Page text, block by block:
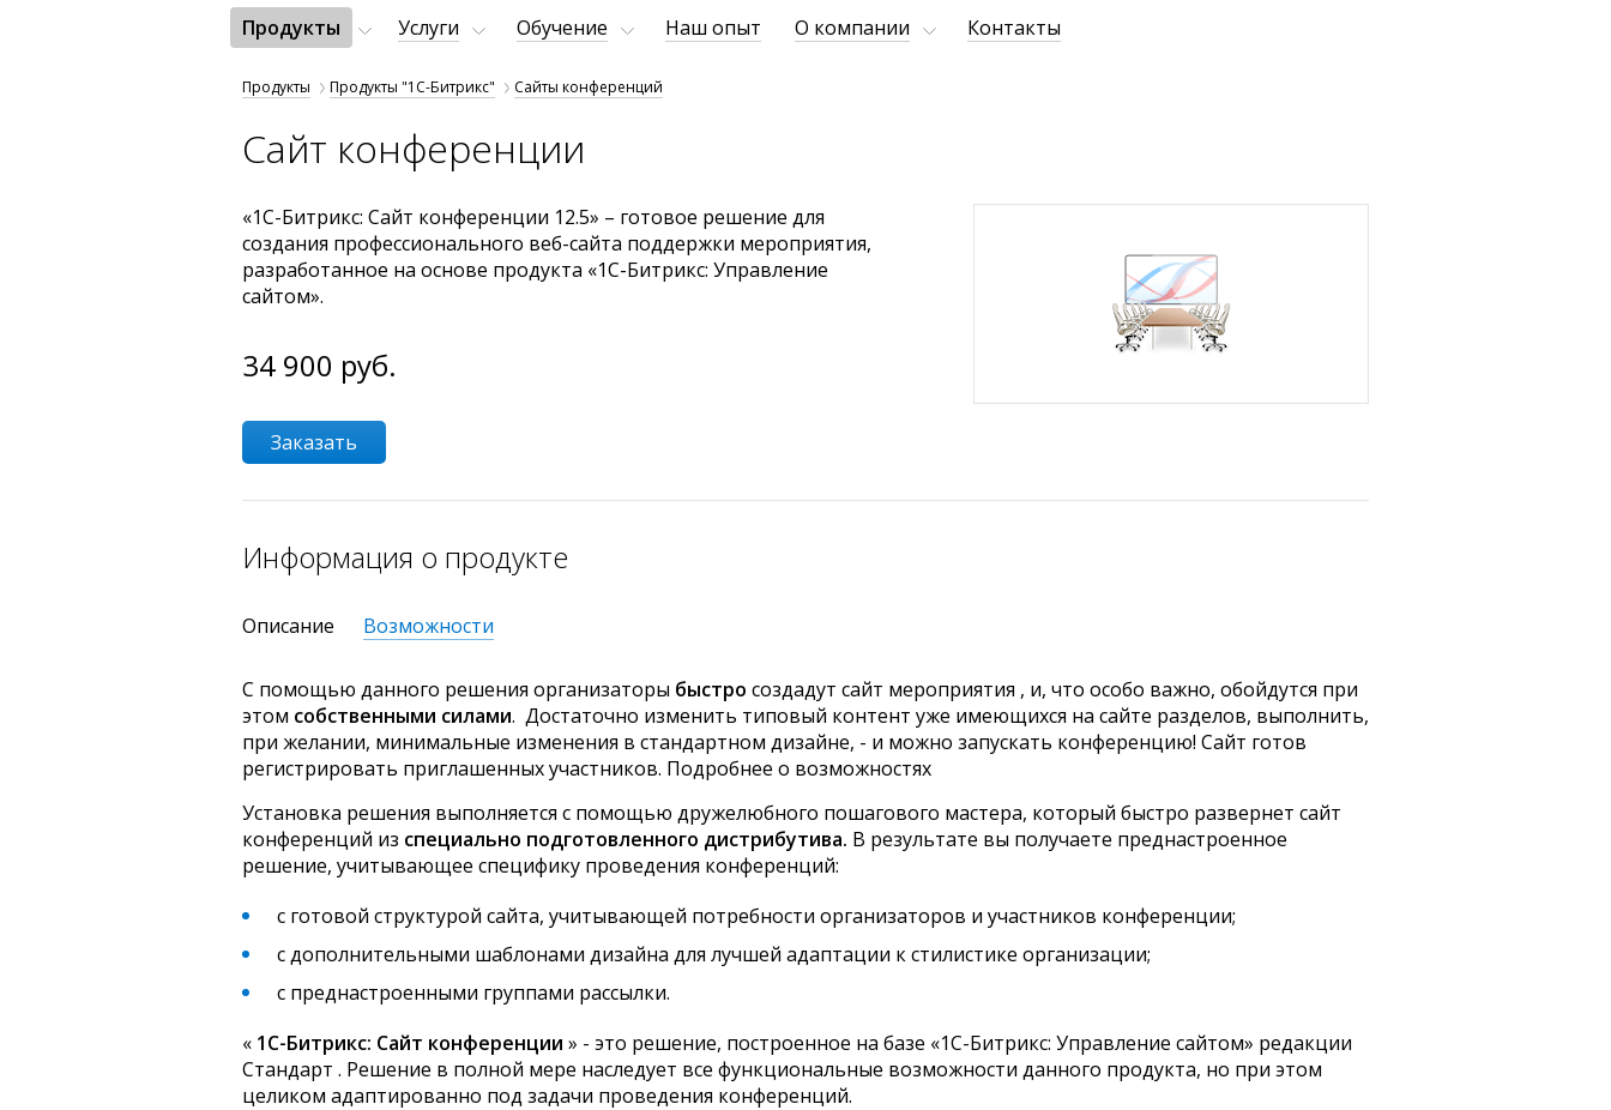
Продукты Услуги Обучение Наш опыт О компании Контакты
Продукты Продукты "1С-Битрикс" Сайты конференций
Сайт конференции
«1С-Битрикс: Сайт конференции 12.5» – готовое решение для
создания профессионального веб-сайта поддержки мероприятия,
разработанное на основе продукта «1С-Битрикс: Управление
сайтом».
34 900 руб.
Заказать
Информация о продукте
Описание Возможности
С помощью данного решения организаторы быстро создадут сайт мероприятия , и, что особо важно, обойдутся при
этом собственными силами. Достаточно изменить типовый контент уже имеющихся на сайте разделов, выполнить,
при желании, минимальные изменения в стандартном дизайне, - и можно запускать конференцию! Сайт готов
регистрировать приглашенных участников. Подробнее о возможностях
Установка решения выполняется с помощью дружелюбного пошагового мастера, который быстро развернет сайт
конференций из специально подготовленного дистрибутива. В результате вы получаете преднастроенное
решение, учитывающее специфику проведения конференций:
с готовой структурой сайта, учитывающей потребности организаторов и участников конференции;
с дополнительными шаблонами дизайна для лучшей адаптации к стилистике организации;
с преднастроенными группами рассылки.
« 1C-Битрикс: Сайт конференции » - это решение, построенное на базе «1С-Битрикс: Управление сайтом» редакции
Стандарт . Решение в полной мере наследует все функциональные возможности данного продукта, но при этом
целиком адаптированно под задачи проведения конференций.